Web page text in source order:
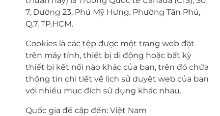
7, Đường 23, Phú Mỹ Hưng, Phường Tân Phú,
Q.7, TP.HCM.
Cookies là các tệp được một trang web đặt
trên máy tính, thiết bị di động hoặc bất kỳ
thiết bị kết nối nào khác của bạn, trên đó chứa
thông tin chi tiết về lịch sử duyệt web của bạn
với nhiều mục đích sử dụng khác nhau.
Quốc gia đề cập đến: Việt Nam